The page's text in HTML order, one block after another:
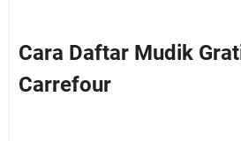
Cara Daftar Mudik
Carrefour